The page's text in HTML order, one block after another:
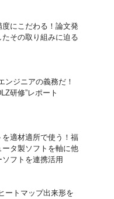
度にこだわる！論文発
たその取り組みに迫る
ンジニアの義務だ！
研修”レポート
を適材適所で使う！福
ータ製ソフトを軸に他
フトを連携活用
ートマップ出来形を